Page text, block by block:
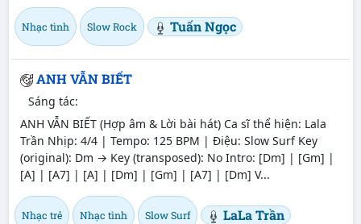
Nhạc tình Slow Rock Tuấn Ngọc
ANH VẪN BIẾT
Sáng tác:
ANH VẪN BIẾT (Hợp âm & Lời bài hát) Ca sĩ thể hiện: Lala
Trần Nhịp: 4/4 | Tempo: 125 BPM | Điệu: Slow Surf Key
(original): Dm → Key (transposed): No Intro: [Dm] | [Gm] |
[A] | [A7] | [A] | [Dm] | [Gm] | [A7] | [Dm] V...
Nhạc trẻ Nhạc tình Slow Surf LaLa Trần